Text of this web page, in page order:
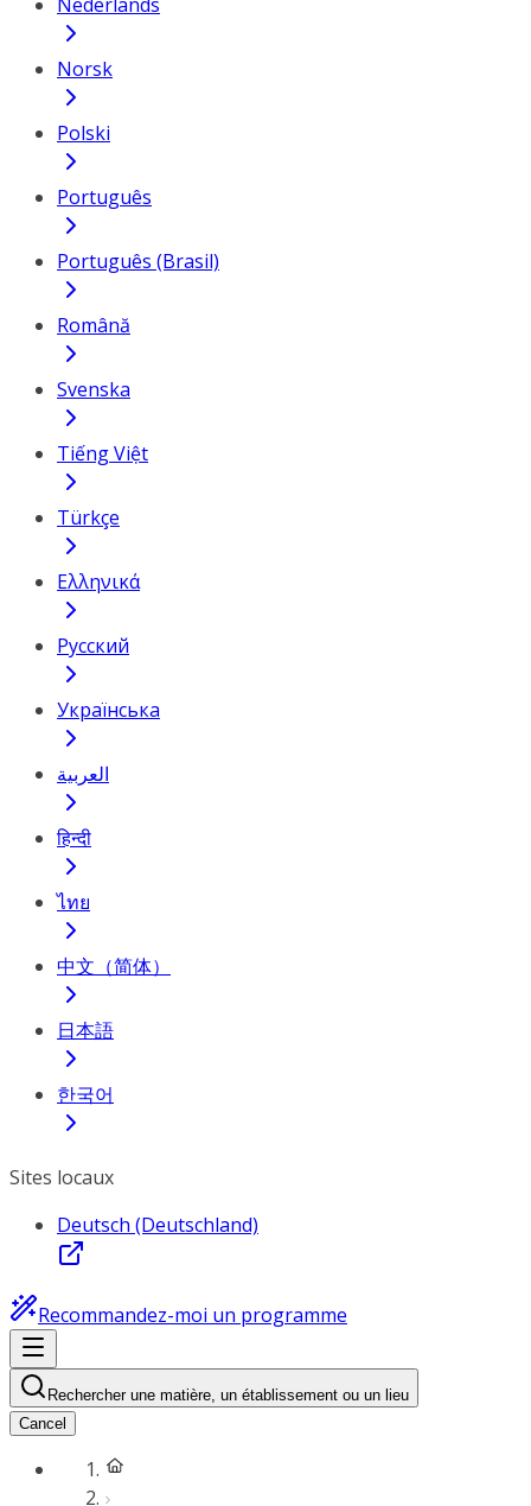
Norsk
Polski
Português
Português (Brasil)
Română
Svenska
Tiếng Việt
Türkçe
Ελληνικά
Русский
Українська
العربية
हिन्दी
ไทย
中文（简体）
日本語
한국어
Sites locaux
Deutsch (Deutschland)
Recommandez-moi un programme
Rechercher une matière, un établissement ou un lieu
Cancel